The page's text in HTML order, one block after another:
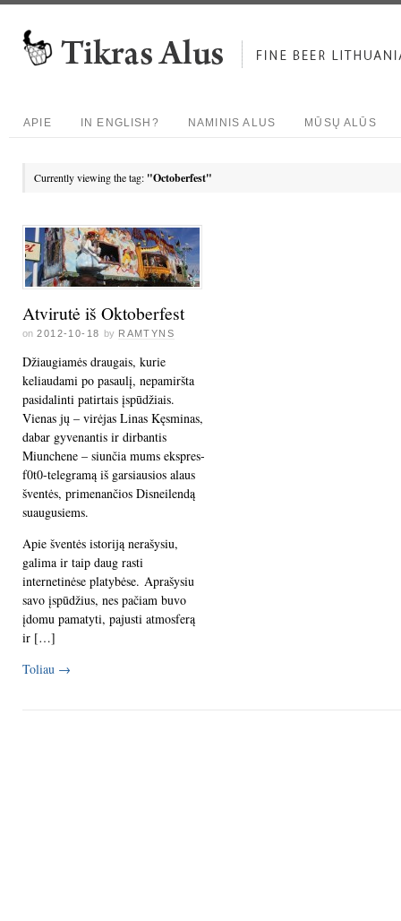
APIE IN ENGLISH? NAMINIS ALUS MŪSŲ ALŪS
Currently viewing the tag: "Octoberfest"
Atvirutė iš Oktoberfest
on 2012-10-18 by RAMTYNS
Džiaugiamės draugais, kurie
keliaudami po pasaulį, nepamiršta
pasidalinti patirtais įspūdžiais.
Vienas jų – virėjas Linas Kęsminas,
dabar gyvenantis ir dirbantis
Miunchene – siunčia mums ekspres-
f0t0-telegramą iš garsiausios alaus
šventės, primenančios Disneilendą
suaugusiems.
Apie šventės istoriją nerašysiu,
galima ir taip daug rasti
internetinėse platybėse. Aprašysiu
savo įspūdžius, nes pačiam buvo
įdomu pamatyti, pajusti atmosferą
ir […]
Toliau →